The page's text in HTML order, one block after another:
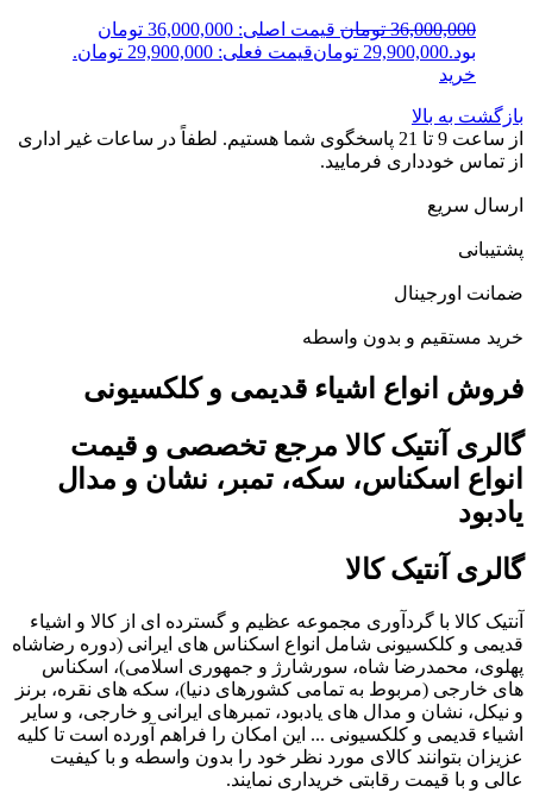
36,000,000 تومان
قیمت اصلی: 36,000,000 تومان
بود.29,900,000 تومانقیمت فعلی: 29,900,000 تومان.
خرید
بازگشت به بالا
از ساعت 9 تا 21 پاسخگوی شما هستیم. لطفاً در ساعات غیر اداری
از تماس خودداری فرمایید.
ارسال سریع
پشتیبانی
ضمانت اورجینال
خرید مستقیم و بدون واسطه
فروش انواع اشیاء قدیمی و کلکسیونی
گالری آنتیک کالا مرجع تخصصی و قیمت
انواع اسکناس، سکه، تمبر، نشان و مدال
یادبود
گالری آنتیک کالا
آنتیک کالا با گردآوری مجموعه عظیم و گسترده ای از کالا و اشیاء
قدیمی و کلکسیونی شامل انواع اسکناس های ایرانی (دوره رضاشاه
پهلوی، محمدرضا شاه، سورشارژ و جمهوری اسلامی)، اسکناس
های خارجی (مربوط به تمامی کشورهای دنیا)، سکه های نقره، برنز
و نیکل، نشان و مدال های یادبود، تمبرهای ایرانی و خارجی، و سایر
اشیاء قدیمی و کلکسیونی ... این امکان را فراهم آورده است تا کلیه
عزیزان بتوانند کالای مورد نظر خود را بدون واسطه و با کیفیت
عالی و با قیمت رقابتی خریداری نمایند.